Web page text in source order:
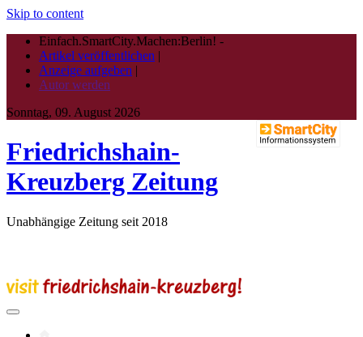
Skip to content
Einfach.SmartCity.Machen:Berlin! -
Artikel veröffentlichen |
Anzeige aufgeben |
Autor werden
Sonntag, 09. August 2026
Friedrichshain-
Kreuzberg Zeitung
Unabhängige Zeitung seit 2018